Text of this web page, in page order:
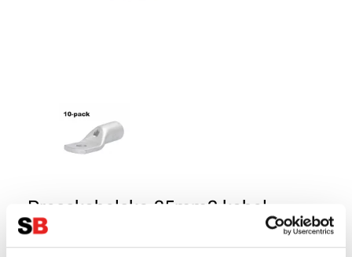
Presskabelsko 35mm2 kabel -
6mm ring - 10-pack